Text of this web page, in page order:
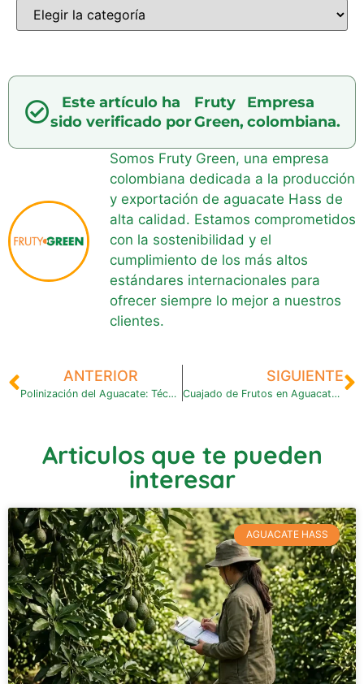
Este artículo ha
sido verificado por
Fruty
Green,
Empresa
colombiana.
Somos Fruty Green, una empresa
colombiana dedicada a la producción
y exportación de aguacate Hass de
alta calidad. Estamos comprometidos
con la sostenibilidad y el
cumplimiento de los más altos
estándares internacionales para
ofrecer siempre lo mejor a nuestros
clientes.
ANTERIOR
Polinización del Aguacate: Técnicas y Factores Clave para una Fructificación Eficiente
SIGUIENTE
Cuajado de Frutos en Aguacate: Técnicas Efectivas para Aumentar la Productividad y Reducir la Caída
Articulos que te pueden
interesar
AGUACATE HASS